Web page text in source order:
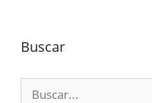
Buscar